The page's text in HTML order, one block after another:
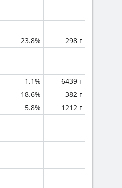
23.8%
298 г
1.1%
6439 г
18.6%
382 г
5.8% 1212 г